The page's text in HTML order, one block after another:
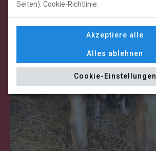
Seiten). Cookie-Richtlinie.
Akzeptiere alle
Alles ablehnen
Cookie-Einstellungen